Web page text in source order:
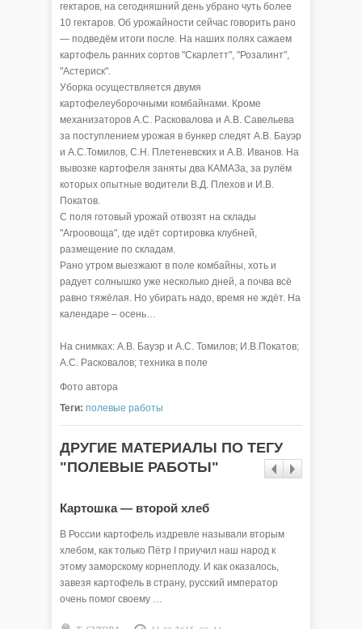
гектаров, на сегодняшний день убрано чуть более
10 гектаров. Об урожайности сейчас говорить рано
— подведём итоги после. На наших полях сажаем
картофель ранних сортов "Скарлетт", "Розалинт",
"Астериск".
Уборка осуществляется двумя
картофелеуборочными комбайнами. Кроме
механизаторов А.С. Расковалова и А.В. Савельева
за поступлением урожая в бункер следят А.В. Бауэр
и А.С.Томилов, С.Н. Плетеневских и А.В. Иванов. На
вывозке картофеля заняты два КАМАЗа, за рулём
которых опытные водители В.Д. Плехов и И.В.
Покатов.
С поля готовый урожай отвозят на склады
"Агроовоща", где идёт сортировка клубней,
размещение по складам.
Рано утром выезжают в поле комбайны, хоть и
радует солнышко уже несколько дней, а почва всё
равно тяжёлая. Но убирать надо, время не ждёт. На
календаре – осень…
На снимках: А.В. Бауэр и А.С. Томилов; И.В.Покатов;
А.С. Расковалов; техника в поле
Фото автора
Теги: полевые работы
ДРУГИЕ МАТЕРИАЛЫ ПО ТЕГУ
"ПОЛЕВЫЕ РАБОТЫ"
Картошка — второй хлеб
В России картофель издревле называли вторым
хлебом, как только Пётр I приучил наш народ к
этому заморскому корнеплоду. И как оказалось,
завезя картофель в страну, русский император
очень помог своему …